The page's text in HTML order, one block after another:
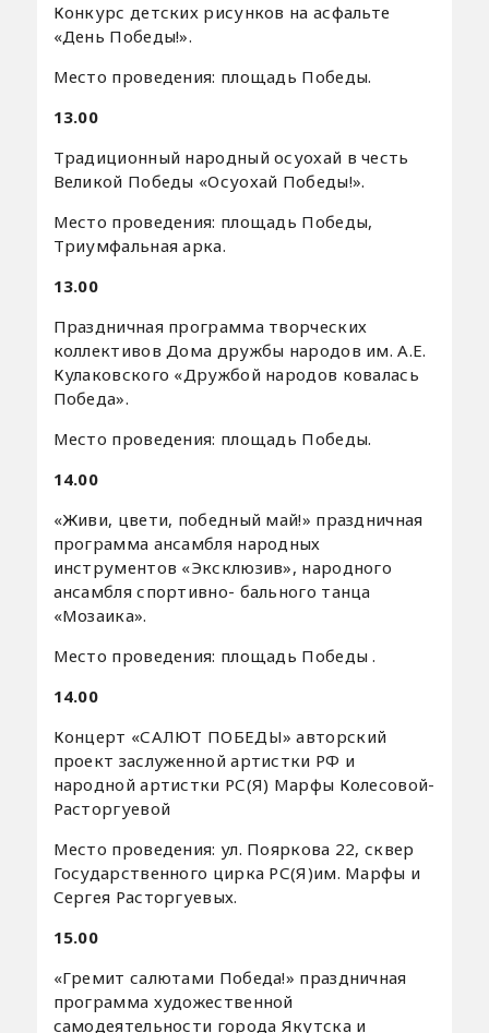
Конкурс детских рисунков на асфальте
«День Победы!».
Место проведения: площадь Победы.
13.00
Традиционный народный осуохай в честь
Великой Победы «Осуохай Победы!».
Место проведения: площадь Победы,
Триумфальная арка.
13.00
Праздничная программа творческих
коллективов Дома дружбы народов им. А.Е.
Кулаковского «Дружбой народов ковалась
Победа».
Место проведения: площадь Победы.
14.00
«Живи, цвети, победный май!» праздничная
программа ансамбля народных
инструментов «Эксклюзив», народного
ансамбля спортивно- бального танца
«Мозаика».
Место проведения: площадь Победы .
14.00
Концерт «САЛЮТ ПОБЕДЫ» авторский
проект заслуженной артистки РФ и
народной артистки РС(Я) Марфы Колесовой-
Расторгуевой
Место проведения: ул. Пояркова 22, сквер
Государственного цирка РС(Я)им. Марфы и
Сергея Расторгуевых.
15.00
«Гремит салютами Победа!» праздничная
программа художественной
самодеятельности города Якутска и